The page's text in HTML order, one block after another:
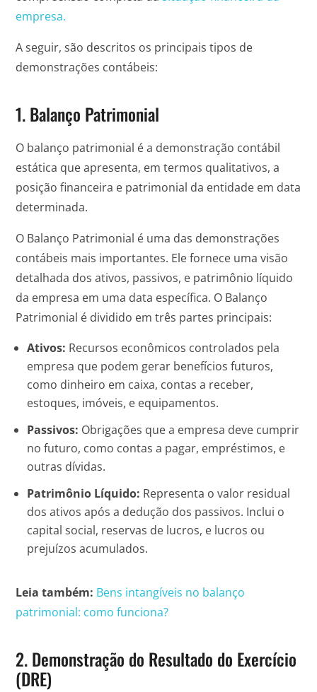
empresa.
A seguir, são descritos os principais tipos de
demonstrações contábeis:
1. Balanço Patrimonial
O balanço patrimonial é a demonstração contábil
estática que apresenta, em termos qualitativos, a
posição financeira e patrimonial da entidade em data
determinada.
O Balanço Patrimonial é uma das demonstrações
contábeis mais importantes. Ele fornece uma visão
detalhada dos ativos, passivos, e patrimônio líquido
da empresa em uma data específica. O Balanço
Patrimonial é dividido em três partes principais:
Ativos: Recursos econômicos controlados pela
empresa que podem gerar benefícios futuros,
como dinheiro em caixa, contas a receber,
estoques, imóveis, e equipamentos.
Passivos: Obrigações que a empresa deve cumprir
no futuro, como contas a pagar, empréstimos, e
outras dívidas.
Patrimônio Líquido: Representa o valor residual
dos ativos após a dedução dos passivos. Inclui o
capital social, reservas de lucros, e lucros ou
prejuízos acumulados.
Leia também: Bens intangíveis no balanço
patrimonial: como funciona?
2. Demonstração do Resultado do Exercício
(DRE)